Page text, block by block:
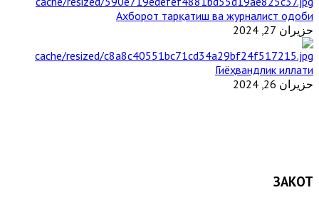
Ахборот тарқатиш ва журналист одоби
حزيران 27, 2024
Гиёҳвандлик иллати
حزيران 26, 2024
ЗАКОТ